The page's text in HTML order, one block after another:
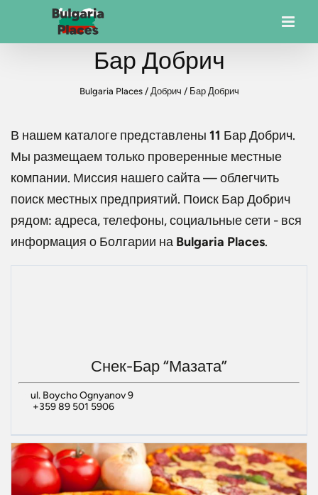
Бар Добрич
Bulgaria Places/ Добрич / Бар Добрич
В нашем каталоге представлены 11 Бар Добрич.
Мы размещаем только проверенные местные
компании. Миссия нашего сайта — облегчить
поиск местных предприятий. Поиск Бар Добрич
рядом: адреса, телефоны, социальные сети - вся
информация о Болгарии на Bulgaria Places.
Снек-Бар “Мазата”
ul. Boycho Ognyanov 9
+359 89 501 5906